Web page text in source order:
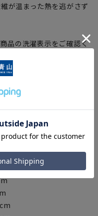
が温まった熱を逃がさず
品の洗濯表示をご確認く
れの場合がございます。